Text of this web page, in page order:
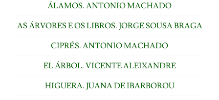
ÁLAMOS. ANTONIO MACHADO
AS ÁRVORES E OS LIBROS. JORGE SOUSA BRAGA
CIPRÉS. ANTONIO MACHADO
EL ÁRBOL. VICENTE ALEIXANDRE
HIGUERA. JUANA DE IBARBOROU